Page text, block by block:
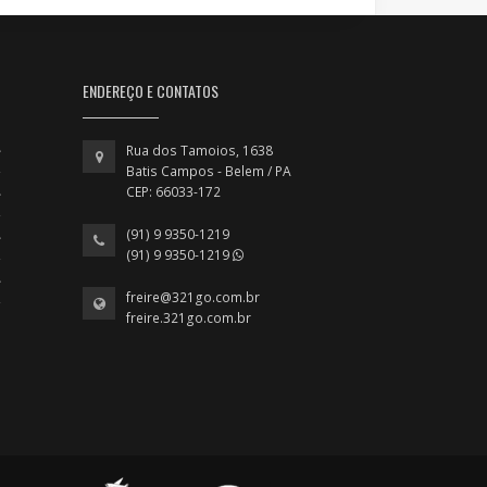
ENDEREÇO E CONTATOS
Rua dos Tamoios, 1638
Batis Campos - Belem / PA
CEP: 66033-172
(91) 9 9350-1219
(91) 9 9350-1219
freire@321go.com.br
freire.321go.com.br